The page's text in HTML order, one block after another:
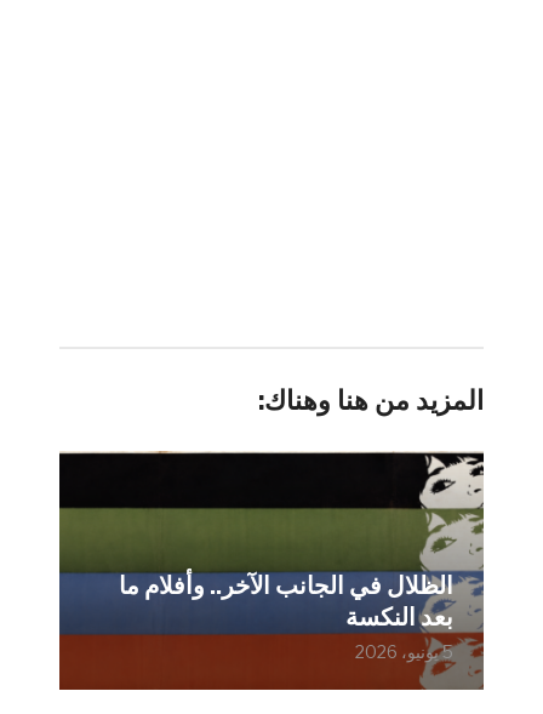
المزيد من هنا وهناك:
الظلال في الجانب الآخر.. وأفلام ما
بعد النكسة
5 يونيو، 2026